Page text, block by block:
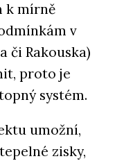
k mírně
v
či Rakouska)
proto je
systém.
umožní,
zisky,